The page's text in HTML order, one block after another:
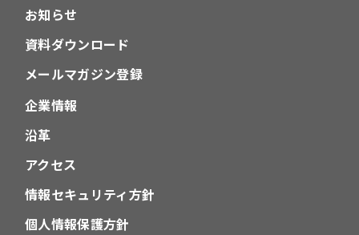
お知らせ
資料ダウンロード
メールマガジン登録
企業情報
沿革
アクセス
情報セキュリティ方針
個人情報保護方針